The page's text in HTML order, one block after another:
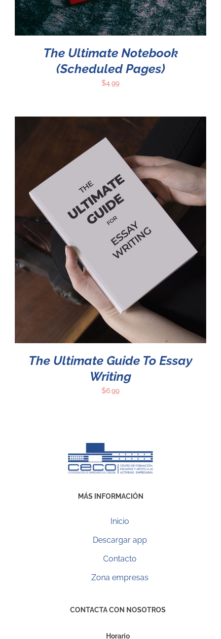
The Ultimate Notebook
(Scheduled Pages)
$4.99
The Ultimate Guide To Essay
Writing
$6.99
MÁS INFORMACIÓN
Inicio
Descargar app
Contacto
Zona empresas
CONTACTA CON NOSOTROS
Horario